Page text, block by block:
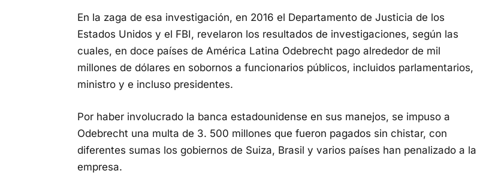
En la zaga de esa investigación, en 2016 el Departamento de Justicia de los
Estados Unidos y el FBI, revelaron los resultados de investigaciones, según las
cuales, en doce países de América Latina Odebrecht pago alrededor de mil
millones de dólares en sobornos a funcionarios públicos, incluidos parlamentarios,
ministro y e incluso presidentes.
Por haber involucrado la banca estadounidense en sus manejos, se impuso a
Odebrecht una multa de 3. 500 millones que fueron pagados sin chistar, con
diferentes sumas los gobiernos de Suiza, Brasil y varios países han penalizado a la
empresa.